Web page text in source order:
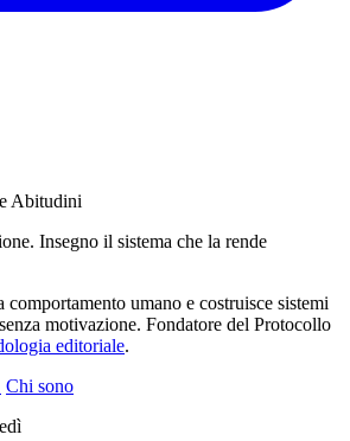
Abitudini
Insegno il sistema che la rende
umano e costruisce sistemi
motivazione. Fondatore del Protocollo
editoriale.
Chi sono